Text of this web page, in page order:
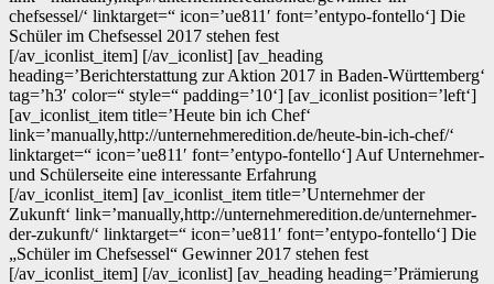
chefsessel/‘ linktarget=“ icon=’ue811′ font=’entypo-fontello‘] Die
Schüler im Chefsessel 2017 stehen fest
[/av_iconlist_item] [/av_iconlist] [av_heading
heading=’Berichterstattung zur Aktion 2017 in Baden-Württemberg‘
tag=’h3′ color=“ style=“ padding=’10‘] [av_iconlist position=’left‘]
[av_iconlist_item title=’Heute bin ich Chef‘
link=’manually,http://unternehmeredition.de/heute-bin-ich-chef/‘
linktarget=“ icon=’ue811′ font=’entypo-fontello‘] Auf Unternehmer-
und Schülerseite eine interessante Erfahrung
[/av_iconlist_item] [av_iconlist_item title=’Unternehmer der
Zukunft‘ link=’manually,http://unternehmeredition.de/unternehmer-
der-zukunft/‘ linktarget=“ icon=’ue811′ font=’entypo-fontello‘] Die
„Schüler im Chefsessel“ Gewinner 2017 stehen fest
[/av_iconlist_item] [/av_iconlist] [av_heading heading=’Prämierung